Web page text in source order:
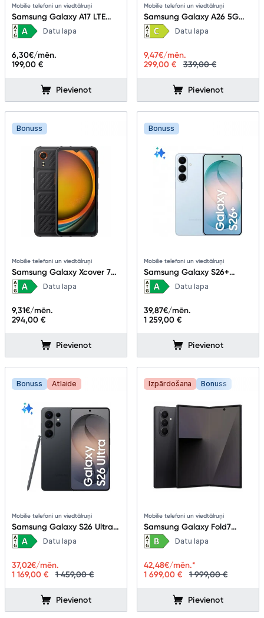
Mobilie telefoni un viedtālruņi
Samsung Galaxy A17 LTE
4+128GB Black
Datu lapa
199,00 €
6,30€/mēn.
Pievienot
Mobilie telefoni un viedtālruņi
Samsung Galaxy A26 5G
8+256GB Black
Datu lapa
299,00 € 339,00 €
9,47€/mēn.
Pievienot
Bonuss
Mobilie telefoni un viedtālruņi
Samsung Galaxy Xcover 7
6+128GB Black
Datu lapa
294,00 €
9,31€/mēn.
Pievienot
Bonuss
Mobilie telefoni un viedtālruņi
Samsung Galaxy S26+
12+256GB Sky Blue
Datu lapa
1 259,00 €
39,87€/mēn.
Pievienot
Bonuss Atlaide
Mobilie telefoni un viedtālruņi
Samsung Galaxy S26 Ultra
5G 12+256GB Black
Datu lapa
1 169,00 € 1 459,00 €
37,02€/mēn.
Pievienot
Izpārdošana Bonuss
Mobilie telefoni un viedtālruņi
Samsung Galaxy Fold7
12+256GB Jetblack
Datu lapa
1 699,00 € 1 999,00 €
42,48€/mēn.*
Pievienot